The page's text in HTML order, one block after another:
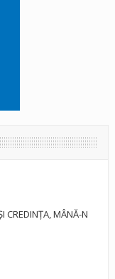
CREDINȚA, MÂNĂ-N